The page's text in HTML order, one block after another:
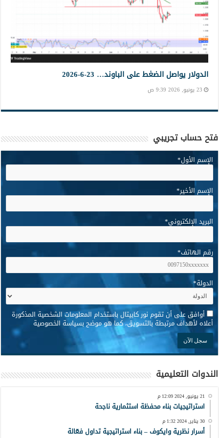
الدولار يواصل الضغط على الباوند… 23-6-2026
23 يونيو, 2026 9:39 ص
فتح حساب تجريبي
الإسم الأول*
الإسم الأخير*
البريد الإلكتروني*
رقم الهاتف*
الدولة*
* أوافق على أن تقوم نور كابيتال باستخدام المعلومات الشخصية المذكورة
أعلاه لأهداف مرتبطة بالتسويق، كما هو موضح بسياسة الخصوصية
الندوات التعليمية
21 يونيو, 2024 12:09 م
استراتيجيات بناء محفظة استثمارية ناجحة
30 يناير, 2024 1:32 م
أسرار نظرية وايكوف – بناء استراتيجية تداول فعّالة